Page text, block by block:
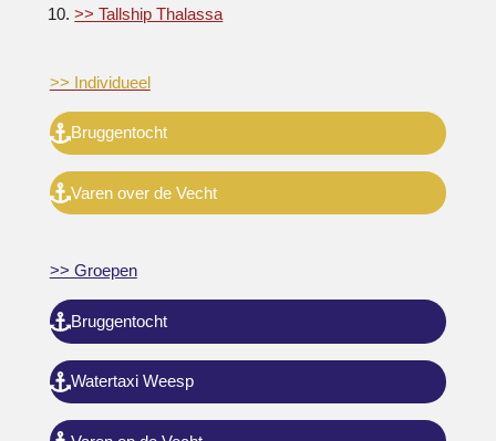
>> Tallship Thalassa
>> Individueel
Bruggentocht
Varen over de Vecht
>> Groepen
Bruggentocht
Watertaxi Weesp